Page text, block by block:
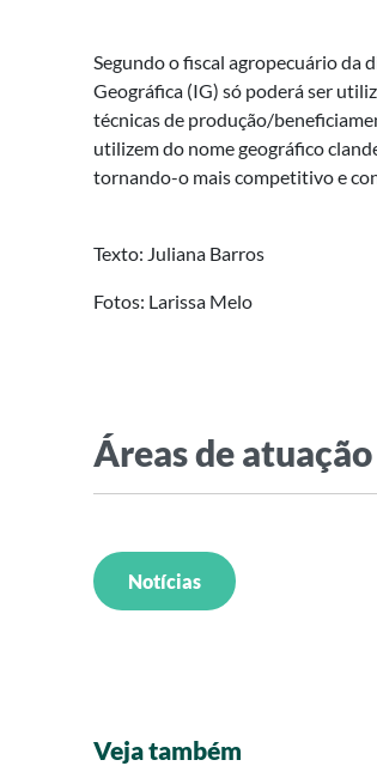
Segundo o fiscal agropecuário da
Geográfica (IG) só poderá ser
técnicas de produção/
utilizem do nome geográfico
tornando-o mais competitivo e
Texto: Juliana Barros
Fotos: Larissa Melo
Áreas de atuação
Notícias
Veja também